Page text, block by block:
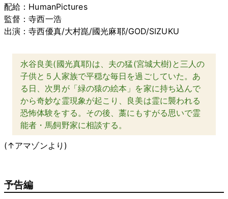
配給：HumanPictures
監督：寺西一浩
出演：寺西優真/大村崑/國光麻耶/GOD/SIZUKU
水谷良美(國光真耶)は、夫の猛(宮城大樹)と三人の
子供と５人家族で平穏な毎日を過ごしていた。あ
る日、次男が「緑の猿の絵本」を家に持ち込んで
から奇妙な霊現象が起こり、良美は霊に襲われる
恐怖体験をする。その後、藁にもすがる思いで霊
能者・馬飼野家に相談する。
(↑アマゾンより)
予告編